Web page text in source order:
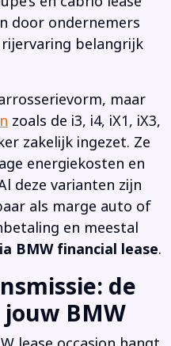
door ondernemers
belangrijk
maar
zoals de i3, i4, iX1, iX3,
zakelijk ingezet. Ze
energiekosten en
deze varianten zijn
als marge auto of
en meestal
BMW financial lease.
de
BMW